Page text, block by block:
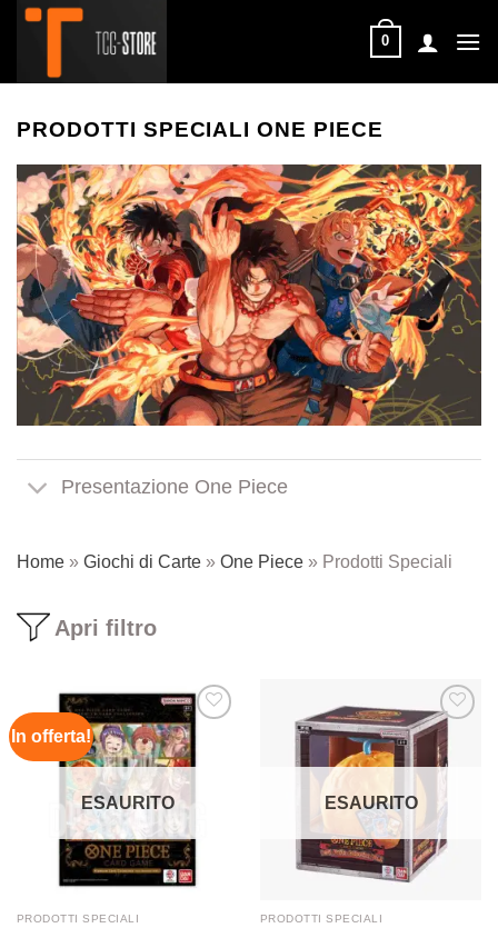
Salta
0
PRODOTTI SPECIALI ONE PIECE
Presentazione One Piece
Home » Giochi di Carte » One Piece » Prodotti Speciali
Apri filtro
In offerta!
Aggiungi
alla lista
dei
desideri
ESAURITO
PRODOTTI SPECIALI
Aggiungi
alla lista
dei
desideri
ESAURITO
PRODOTTI SPECIALI